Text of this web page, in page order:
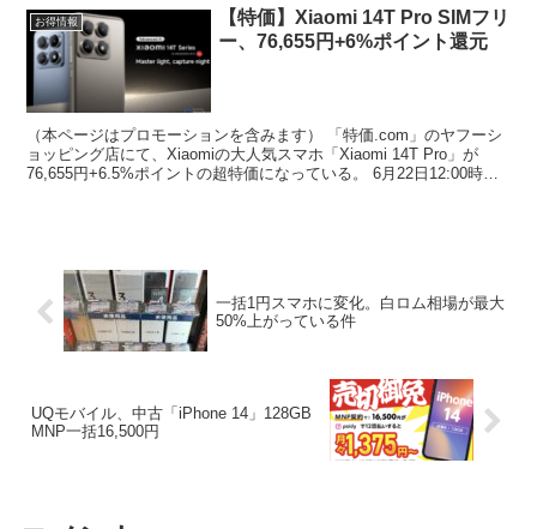
お得情報
【特価】Xiaomi 14T Pro SIMフリ
ー、76,655円+6%ポイント還元
（本ページはプロモーションを含みます） 「特価.com」のヤフーシ
ョッピング店にて、Xiaomiの大人気スマホ「Xiaomi 14T Pro」が
76,655円+6.5%ポイントの超特価になっている。 6月22日12:00時点
一括1円スマホに変化。白ロム相場が最大
50%上がっている件
UQモバイル、中古「iPhone 14」128GB
MNP一括16,500円